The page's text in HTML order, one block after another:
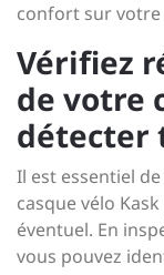
confort sur votre
Vérifiez
de votre
détecter
Il est essentiel
casque vélo
éventuel. En
vous pouvez